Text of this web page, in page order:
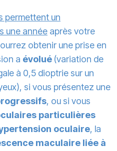
permettent un
une année après votre
obtenir une prise en
a évolué (variation de
à 0,5 dioptrie sur un
si vous présentez une
, ou si vous
particulières
oculaire, la
maculaire liée à